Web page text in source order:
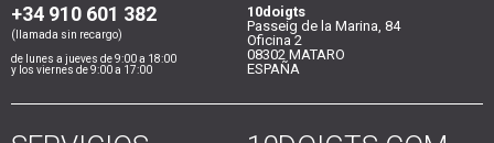
+34 910 601 382
(llamada sin recargo)
de lunes a jueves de 9:00 a 18:00
y los viernes de 9:00 a 17:00
10doigts
Passeig de la Marina, 84
Oficina 2
08302 MATARO
ESPAÑA